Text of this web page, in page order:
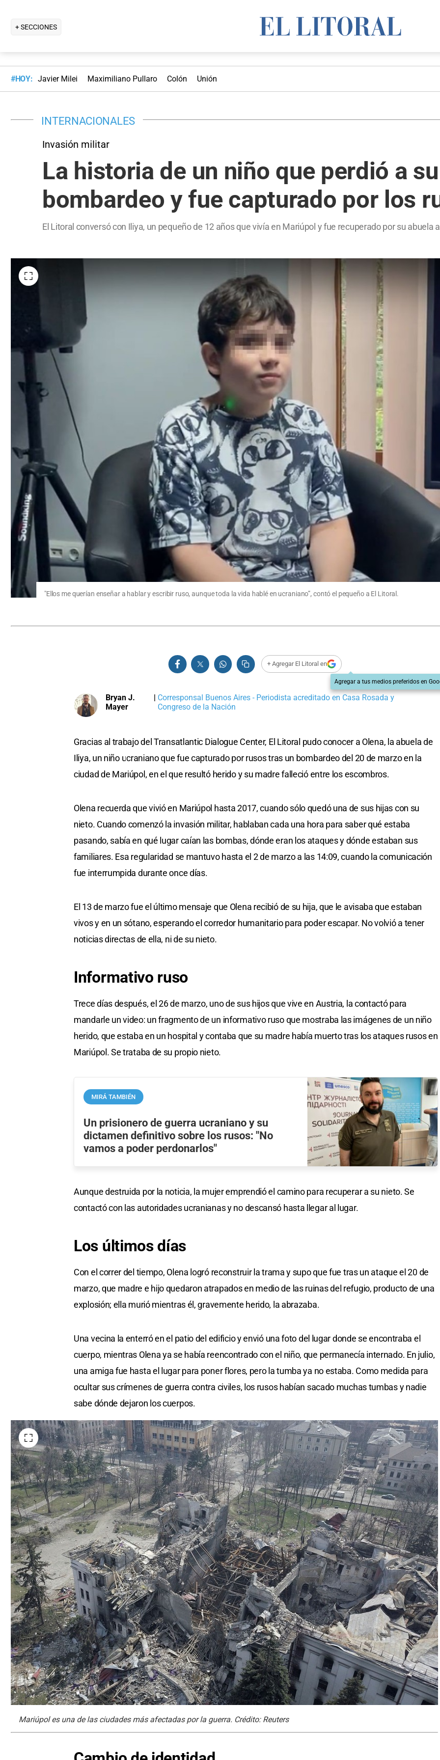
+ SECCIONES
#HOY: Javier Milei Maximiliano Pullaro Colón Unión
INTERNACIONALES
Invasión militar
La historia de un niño que perdió a
bombardeo y fue capturado por los
El Litoral conversó con Iliya, un pequeño de 12 años que vivía en Mariúpol y fue recuperado por su abuela
"Ellos me querían enseñar a hablar y escribir ruso, aunque toda la vida hablé en ucraniano”, contó el pequeño a El Litoral.
+ Agregar El Litoral en
Agregar a tus medios preferidos en
Bryan J.
Mayer
| Corresponsal Buenos Aires - Periodista acreditado en Casa Rosada y
Congreso de la Nación
Gracias al trabajo del Transatlantic Dialogue Center, El Litoral pudo conocer a Olena, la abuela de
Iliya, un niño ucraniano que fue capturado por rusos tras un bombardeo del 20 de marzo en la
ciudad de Mariúpol, en el que resultó herido y su madre falleció entre los escombros.
Olena recuerda que vivió en Mariúpol hasta 2017, cuando sólo quedó una de sus hijas con su
nieto. Cuando comenzó la invasión militar, hablaban cada una hora para saber qué estaba
pasando, sabía en qué lugar caían las bombas, dónde eran los ataques y dónde estaban sus
familiares. Esa regularidad se mantuvo hasta el 2 de marzo a las 14:09, cuando la comunicación
fue interrumpida durante once días.
El 13 de marzo fue el último mensaje que Olena recibió de su hija, que le avisaba que estaban
vivos y en un sótano, esperando el corredor humanitario para poder escapar. No volvió a tener
noticias directas de ella, ni de su nieto.
Informativo ruso
Trece días después, el 26 de marzo, uno de sus hijos que vive en Austria, la contactó para
mandarle un video: un fragmento de un informativo ruso que mostraba las imágenes de un niño
herido, que estaba en un hospital y contaba que su madre había muerto tras los ataques rusos en
Mariúpol. Se trataba de su propio nieto.
MIRÁ TAMBIÉN
Un prisionero de guerra ucraniano y su
dictamen definitivo sobre los rusos: "No
vamos a poder perdonarlos"
Aunque destruida por la noticia, la mujer emprendió el camino para recuperar a su nieto. Se
contactó con las autoridades ucranianas y no descansó hasta llegar al lugar.
Los últimos días
Con el correr del tiempo, Olena logró reconstruir la trama y supo que fue tras un ataque el 20 de
marzo, que madre e hijo quedaron atrapados en medio de las ruinas del refugio, producto de una
explosión; ella murió mientras él, gravemente herido, la abrazaba.
Una vecina la enterró en el patio del edificio y envió una foto del lugar donde se encontraba el
cuerpo, mientras Olena ya se había reencontrado con el niño, que permanecía internado. En julio,
una amiga fue hasta el lugar para poner flores, pero la tumba ya no estaba. Como medida para
ocultar sus crímenes de guerra contra civiles, los rusos habían sacado muchas tumbas y nadie
sabe dónde dejaron los cuerpos.
Mariúpol es una de las ciudades más afectadas por la guerra. Crédito: Reuters